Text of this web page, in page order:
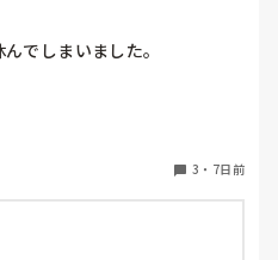
でしまいました。
、いい気しないと思います。
3 ・ 7日前